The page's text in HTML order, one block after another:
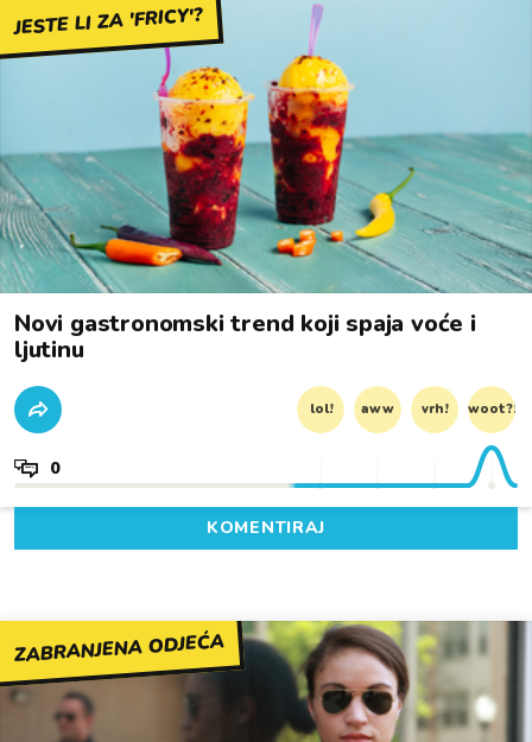
JESTE LI ZA 'FRICY'?
Novi gastronomski trend koji spaja voće i
ljutinu
lol! aww vrh! woot?!
0
KOMENTIRAJ
ZABRANJENA ODJEĆA